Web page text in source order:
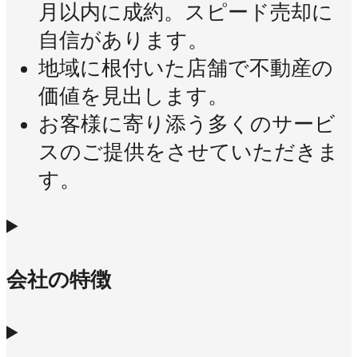
月以内に成約。スピード売却に
自信があります。
地域に根付いた店舗で不動産の
価値を見出します。
お客様に寄り添う多くのサービ
スのご提供をさせていただきま
す。
会社の特徴